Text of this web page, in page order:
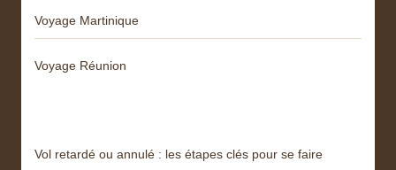
Voyage Martinique
Voyage Réunion
Vol retardé ou annulé : les étapes clés pour se faire